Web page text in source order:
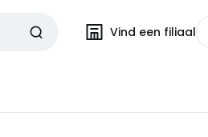
Vind een filiaal